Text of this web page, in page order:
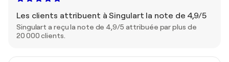
Les clients attribuent à Singulart la note de 4,9/5
Singulart a reçu la note de 4,9/5 attribuée par plus de
20 000 clients.